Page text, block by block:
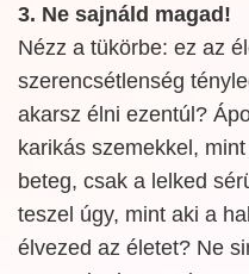
3. Ne sajnáld magad!
Nézz a tükörbe: ez az
szerencsétlenség
akarsz élni ezentúl?
karikás szemekkel,
beteg, csak a lelked
teszel úgy, mint aki a
élvezed az életet? Ne